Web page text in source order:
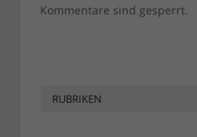
Kommentare sind gesperrt.
RUBRIKEN